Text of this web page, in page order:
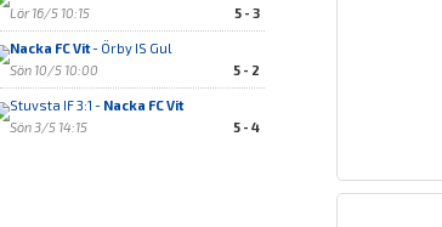
Lör 16/5 10:15
5 - 3
Nacka FC Vit- Örby IS Gul
Sön 10/5 10:00
5 - 2
Stuvsta IF 3:1 - Nacka FC Vit
Sön 3/5 14:15
5 - 4